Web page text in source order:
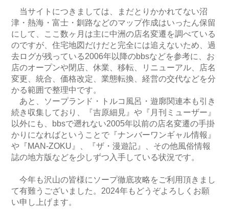
当サイトにつきましては、まだとりかかれてない沼
津・熱海・富士・釧路などのマップ作成はいったん保留
にして、ここ数ヶ月は主に中洲の店名変遷を調べている
のですが、住宅地図だけだと完全には追えないため、過
去ログが残っている2006年以降のbbsなどを参考に、お
店のオープンや閉店、休業、移転、リニューアル、店名
変更、統合、価格改定、業態転換、経営の交代などを分
かる範囲で整理中です。
あと、ソープランド・トルコ風呂・遊廓関連本も引き
続き収集しており、『吉原細見』や『月刊ミューザー』
以外にも、bbsで遡れない2005年以前の店名変遷の手掛
かりになればということで『ナンバーワンギャル情報』
や『MAN-ZOKU』、『ザ・漫遊記』、その他風俗情報
誌の地方版などを少しずつ入手している状況です。
今年も沢山の皆様にソープ徹底攻略をご利用頂きまし
て有難うございました。2024年もどうぞよろしくお願
い申し上げます。